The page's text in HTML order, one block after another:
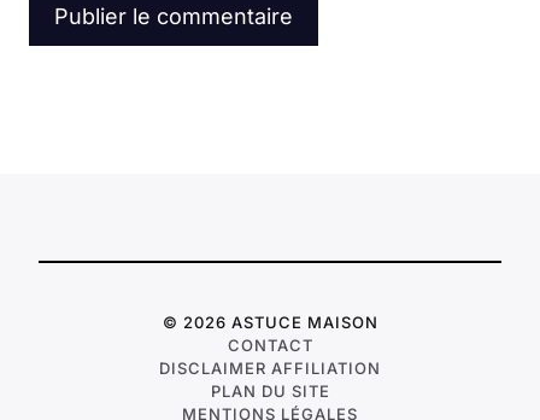
© 2026 ASTUCE MAISON
CONTACT
DISCLAIMER AFFILIATION
PLAN DU SITE
MENTIONS LÉGALES